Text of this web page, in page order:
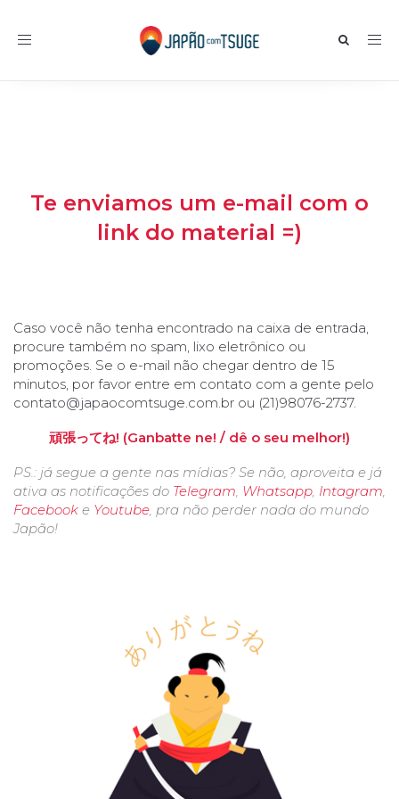
Toggle navigation
Te enviamos um e-mail com o
link do material =)
Caso você não tenha encontrado na caixa de entrada,
procure também no spam, lixo eletrônico ou
promoções. Se o e-mail não chegar dentro de 15
minutos, por favor entre em contato com a gente pelo
contato@japaocomtsuge.com.br ou (21)98076-2737.
頑張ってね! (Ganbatte ne! / dê o seu melhor!)
PS.: já segue a gente nas mídias? Se não, aproveita e já
ativa as notificações do Telegram, Whatsapp, Intagram,
Facebook e Youtube, pra não perder nada do mundo
Japão!